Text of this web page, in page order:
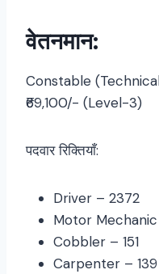
वेतनमान:
Constable
₹69,100/- (Level-3)
पदवार रिक्तियाँ:
Driver – 2372
Motor
Cobbler – 151
Carpenter – 139